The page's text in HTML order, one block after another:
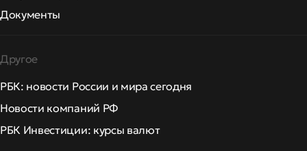
Документы
Другое
РБК: новости России и мира сегодня
Новости компаний РФ
РБК Инвестиции: курсы валют